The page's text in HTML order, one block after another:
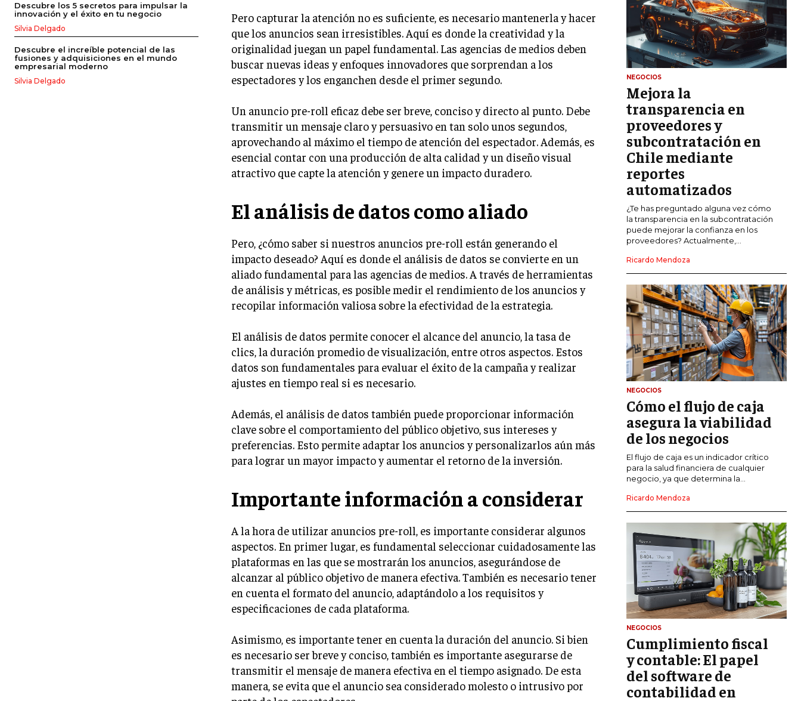
FINANZAS Y CONTABILIDAD
GESTIÓN DE RECURSOS FINANCIEROS
INVERSIONES Y MERCADOS FINANCIEROS
CONTABILIDAD EMPRESARIAL
ECONOMÍA EMPRESARIAL
INTERNACIONAL
NEGOCIOS INTERNACIONALES
COMERCIO INTERNACIONAL
IMPORTACIÓN Y EXPORTACIÓN
ALIANZAS ESTRATÉGICAS
TECNOLOGIA
SOSTENIBILIDAD Y MEDIO AMBIENTE
GESTIÓN DE LA INNOVACIÓN
TECNOLÓGICA
TRANSFORMACIÓN DIGITAL
ANALÍTICA EMPRESARIAL Y BUSINESS
INTELLIGENCE
ESTRATEGIA
EMPRESAS FAMILIARES Y SUCESIÓN
GESTIÓN DEL RIESGO EMPRESARIAL
NEGOCIACIÓN Y RESOLUCIÓN DE
CONFLICTOS
DERECHO EMPRESARIAL Y
REGULACIONES
ÉXITO EMPRESARIAL Y CASOS DE
ESTUDIO
GOBIERNO CORPORATIVO
NEGOCIOS
ESTRATEGIAS DE NEGOCIOS
MARKETING B2B
MARKETING B2C
FRANQUICIAS
Descubre los 5 secretos para impulsar la
innovación y el éxito en tu negocio
Silvia Delgado
Descubre el increíble potencial de las
fusiones y adquisiciones en el mundo
empresarial moderno
Silvia Delgado
Pero capturar la atención no es suficiente, es necesario mantenerla y hacer
que los anuncios sean irresistibles. Aquí es donde la creatividad y la
originalidad juegan un papel fundamental. Las agencias de medios deben
buscar nuevas ideas y enfoques innovadores que sorprendan a los
espectadores y los enganchen desde el primer segundo.
Un anuncio pre-roll eficaz debe ser breve, conciso y directo al punto. Debe
transmitir un mensaje claro y persuasivo en tan solo unos segundos,
aprovechando al máximo el tiempo de atención del espectador. Además, es
esencial contar con una producción de alta calidad y un diseño visual
atractivo que capte la atención y genere un impacto duradero.
El análisis de datos como aliado
Pero, ¿cómo saber si nuestros anuncios pre-roll están generando el
impacto deseado? Aquí es donde el análisis de datos se convierte en un
aliado fundamental para las agencias de medios. A través de herramientas
de análisis y métricas, es posible medir el rendimiento de los anuncios y
recopilar información valiosa sobre la efectividad de la estrategia.
El análisis de datos permite conocer el alcance del anuncio, la tasa de
clics, la duración promedio de visualización, entre otros aspectos. Estos
datos son fundamentales para evaluar el éxito de la campaña y realizar
ajustes en tiempo real si es necesario.
Además, el análisis de datos también puede proporcionar información
clave sobre el comportamiento del público objetivo, sus intereses y
preferencias. Esto permite adaptar los anuncios y personalizarlos aún más
para lograr un mayor impacto y aumentar el retorno de la inversión.
Importante información a considerar
A la hora de utilizar anuncios pre-roll, es importante considerar algunos
aspectos. En primer lugar, es fundamental seleccionar cuidadosamente las
plataformas en las que se mostrarán los anuncios, asegurándose de
alcanzar al público objetivo de manera efectiva. También es necesario tener
en cuenta el formato del anuncio, adaptándolo a los requisitos y
especificaciones de cada plataforma.
Asimismo, es importante tener en cuenta la duración del anuncio. Si bien
es necesario ser breve y conciso, también es importante asegurarse de
transmitir el mensaje de manera efectiva en el tiempo asignado. De esta
manera, se evita que el anuncio sea considerado molesto o intrusivo por
NEGOCIOS
Mejora la
transparencia en
proveedores y
subcontratación en
Chile mediante
reportes
automatizados
¿Te has preguntado alguna vez cómo
la transparencia en la subcontratación
puede mejorar la confianza en los
proveedores? Actualmente,...
Ricardo Mendoza
NEGOCIOS
Cómo el flujo de caja
asegura la viabilidad
de los negocios
El flujo de caja es un indicador crítico
para la salud financiera de cualquier
negocio, ya que determina la...
Ricardo Mendoza
NEGOCIOS
Cumplimiento fiscal
y contable: El papel
del software de
contabilidad en